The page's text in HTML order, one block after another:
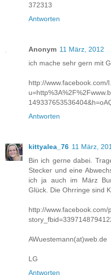
372313
Antworten
Anonym 11 März, 2012
ich mache sehr gern mit
http://www.facebook.com/
Antworten
kittyalea_76 11 März,
Bin ich gerne dabei.
Stecker und eine
ich ja auch im März
Glück. Die Ohrringe sind
http://www.facebook.com/
AWuestemann(at)web.de
LG
Antworten